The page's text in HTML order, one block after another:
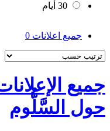
30 أيام
جميع اعلانات 0
جميع
حول السَّلُّوم